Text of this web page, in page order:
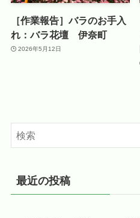
［作業報告］バラのお手入
れ：バラ花壇 伊奈町
2026年5月12日
最近の投稿